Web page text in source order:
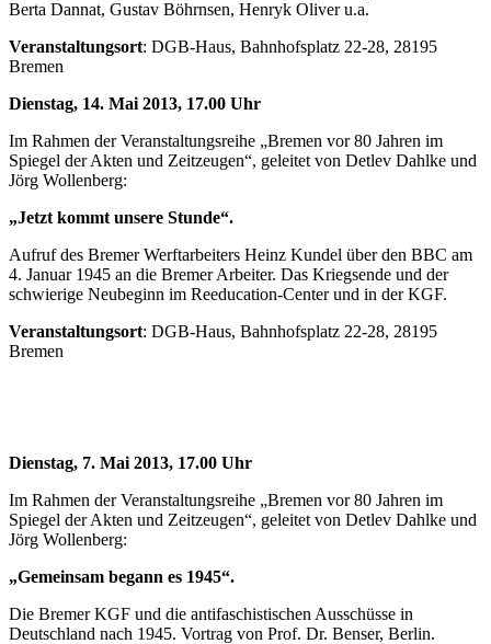
Berta Dannat, Gustav Böhrnsen, Henryk Oliver u.a.
Veranstaltungsort: DGB-Haus, Bahnhofsplatz 22-28, 28195
Bremen
Dienstag, 14. Mai 2013, 17.00 Uhr
Im Rahmen der Veranstaltungsreihe „Bremen vor 80 Jahren im
Spiegel der Akten und Zeitzeugen“, geleitet von Detlev Dahlke und
Jörg Wollenberg:
„Jetzt kommt unsere Stunde“.
Aufruf des Bremer Werftarbeiters Heinz Kundel über den BBC am
4. Januar 1945 an die Bremer Arbeiter. Das Kriegsende und der
schwierige Neubeginn im Reeducation-Center und in der KGF.
Veranstaltungsort: DGB-Haus, Bahnhofsplatz 22-28, 28195
Bremen
Dienstag, 7. Mai 2013, 17.00 Uhr
Im Rahmen der Veranstaltungsreihe „Bremen vor 80 Jahren im
Spiegel der Akten und Zeitzeugen“, geleitet von Detlev Dahlke und
Jörg Wollenberg:
„Gemeinsam begann es 1945“.
Die Bremer KGF und die antifaschistischen Ausschüsse in
Deutschland nach 1945. Vortrag von Prof. Dr. Benser, Berlin.